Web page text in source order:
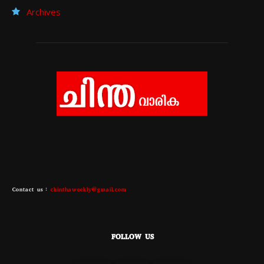
Archives
Contact us : chinthaweekly@gmail.com
FOLLOW US